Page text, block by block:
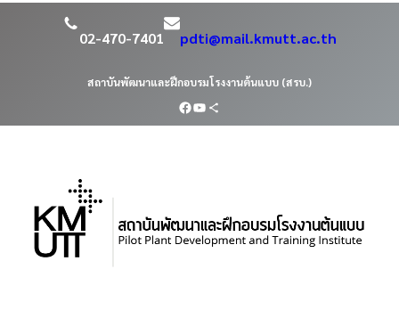
02-470-7401 pdti@mail.kmutt.ac.th
สถาบันพัฒนาและฝึกอบรมโรงงานต้นแบบ (สรบ.)